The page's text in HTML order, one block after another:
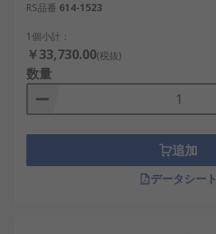
RS品番 614-1523
1個小計：
￥33,730.00(税抜)
数量
追加
データシート